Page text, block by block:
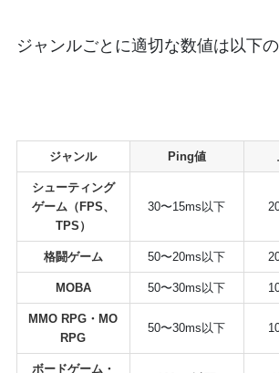
ジャンルごとに適切な数値は以下の
ジャンル Ping値
シューティング
ゲーム（FPS、
TPS）
30〜15ms以下
格闘ゲーム 50〜20ms以下
MOBA 50〜30ms以下
MMO RPG・MO
RPG
50〜30ms以下
ボードゲーム・